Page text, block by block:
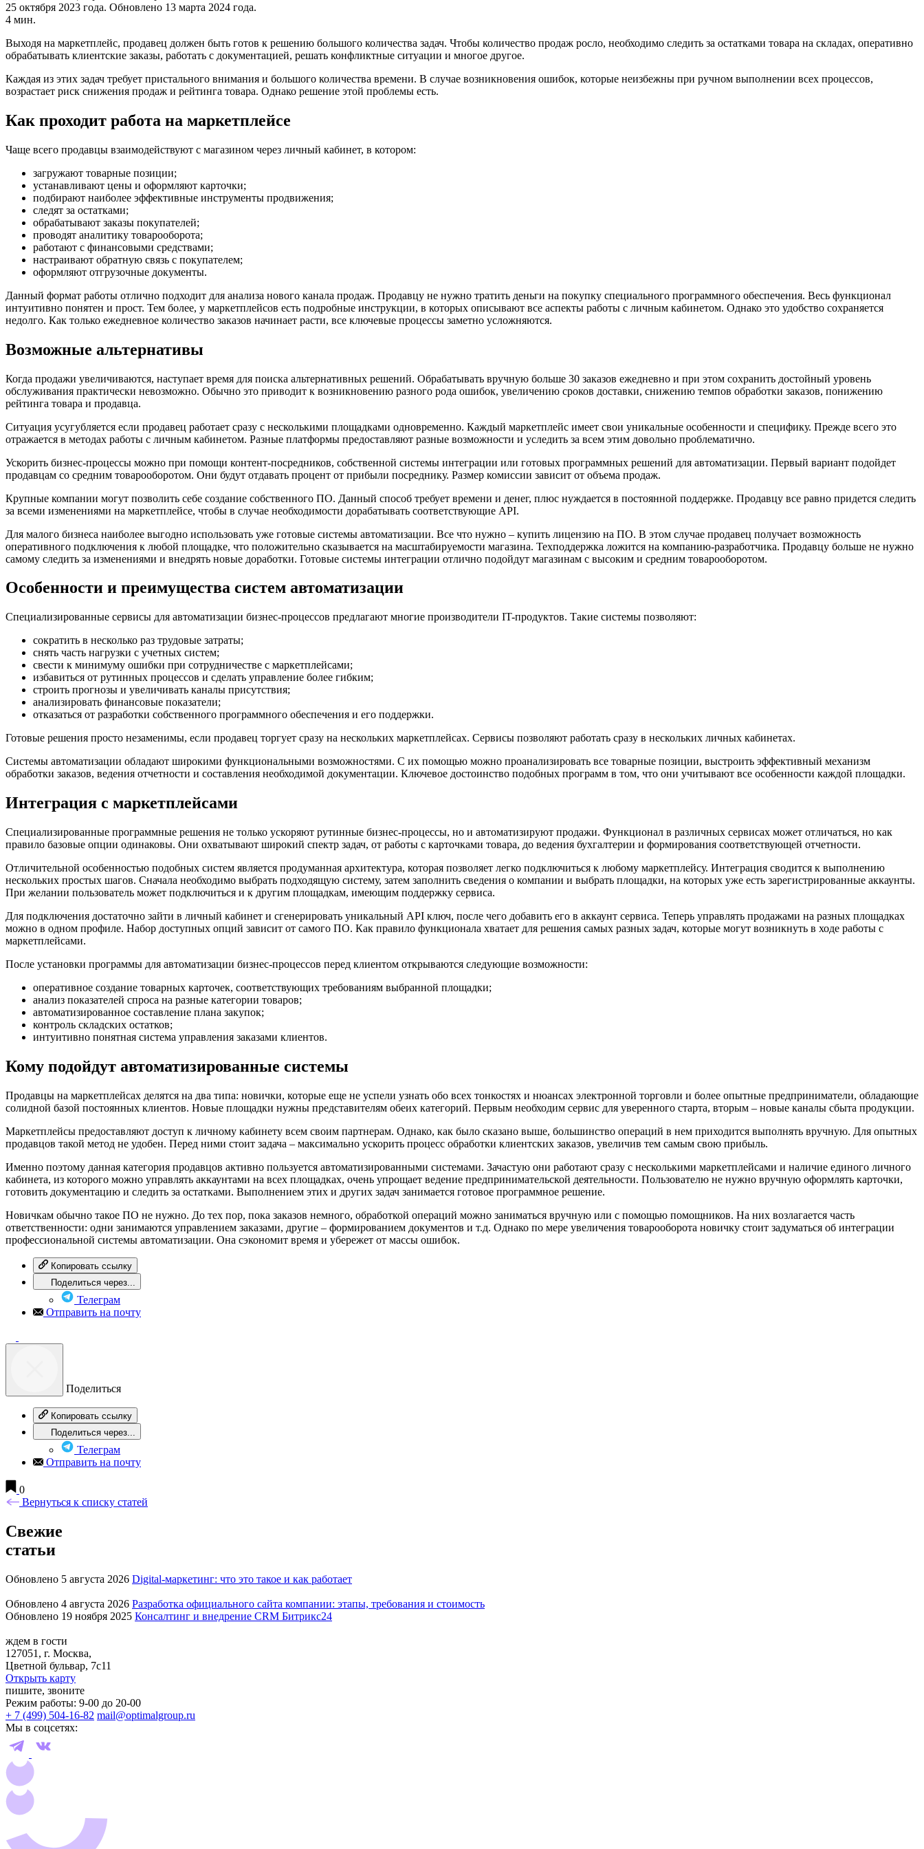
25 октября 2023 года. Обновлено 13 марта 2024 года.
4 мин.
Выходя на маркетплейс, продавец должен быть готов к решению большого количества задач. Чтобы количество продаж росло, необходимо следить за остатками товара на складах, оперативно
обрабатывать клиентские заказы, работать с документацией, решать конфликтные ситуации и многое другое.
Каждая из этих задач требует пристального внимания и большого количества времени. В случае возникновения ошибок, которые неизбежны при ручном выполнении всех процессов,
возрастает риск снижения продаж и рейтинга товара. Однако решение этой проблемы есть.
Как проходит работа на маркетплейсе
Чаще всего продавцы взаимодействуют с магазином через личный кабинет, в котором:
загружают товарные позиции;
устанавливают цены и оформляют карточки;
подбирают наиболее эффективные инструменты продвижения;
следят за остатками;
обрабатывают заказы покупателей;
проводят аналитику товарооборота;
работают с финансовыми средствами;
настраивают обратную связь с покупателем;
оформляют отгрузочные документы.
Данный формат работы отлично подходит для анализа нового канала продаж. Продавцу не нужно тратить деньги на покупку специального программного обеспечения. Весь функционал
интуитивно понятен и прост. Тем более, у маркетплейсов есть подробные инструкции, в которых описывают все аспекты работы с личным кабинетом. Однако это удобство сохраняется
недолго. Как только ежедневное количество заказов начинает расти, все ключевые процессы заметно усложняются.
Возможные альтернативы
Когда продажи увеличиваются, наступает время для поиска альтернативных решений. Обрабатывать вручную больше 30 заказов ежедневно и при этом сохранить достойный уровень
обслуживания практически невозможно. Обычно это приводит к возникновению разного рода ошибок, увеличению сроков доставки, снижению темпов обработки заказов, понижению
рейтинга товара и продавца.
Ситуация усугубляется если продавец работает сразу с несколькими площадками одновременно. Каждый маркетплейс имеет свои уникальные особенности и специфику. Прежде всего это
отражается в методах работы с личным кабинетом. Разные платформы предоставляют разные возможности и уследить за всем этим довольно проблематично.
Ускорить бизнес-процессы можно при помощи контент-посредников, собственной системы интеграции или готовых программных решений для автоматизации. Первый вариант подойдет
продавцам со средним товарооборотом. Они будут отдавать процент от прибыли посреднику. Размер комиссии зависит от объема продаж.
Крупные компании могут позволить себе создание собственного ПО. Данный способ требует времени и денег, плюс нуждается в постоянной поддержке. Продавцу все равно придется следить
за всеми изменениями на маркетплейсе, чтобы в случае необходимости дорабатывать соответствующие API.
Для малого бизнеса наиболее выгодно использовать уже готовые системы автоматизации. Все что нужно – купить лицензию на ПО. В этом случае продавец получает возможность
оперативного подключения к любой площадке, что положительно сказывается на масштабируемости магазина. Техподдержка ложится на компанию-разработчика. Продавцу больше не нужно
самому следить за изменениями и внедрять новые доработки. Готовые системы интеграции отлично подойдут магазинам с высоким и средним товарооборотом.
Особенности и преимущества систем автоматизации
Специализированные сервисы для автоматизации бизнес-процессов предлагают многие производители IT-продуктов. Такие системы позволяют:
сократить в несколько раз трудовые затраты;
снять часть нагрузки с учетных систем;
свести к минимуму ошибки при сотрудничестве с маркетплейсами;
избавиться от рутинных процессов и сделать управление более гибким;
строить прогнозы и увеличивать каналы присутствия;
анализировать финансовые показатели;
отказаться от разработки собственного программного обеспечения и его поддержки.
Готовые решения просто незаменимы, если продавец торгует сразу на нескольких маркетплейсах. Сервисы позволяют работать сразу в нескольких личных кабинетах.
Системы автоматизации обладают широкими функциональными возможностями. С их помощью можно проанализировать все товарные позиции, выстроить эффективный механизм
обработки заказов, ведения отчетности и составления необходимой документации. Ключевое достоинство подобных программ в том, что они учитывают все особенности каждой площадки.
Интеграция с маркетплейсами
Специализированные программные решения не только ускоряют рутинные бизнес-процессы, но и автоматизируют продажи. Функционал в различных сервисах может отличаться, но как
правило базовые опции одинаковы. Они охватывают широкий спектр задач, от работы с карточками товара, до ведения бухгалтерии и формирования соответствующей отчетности.
Отличительной особенностью подобных систем является продуманная архитектура, которая позволяет легко подключиться к любому маркетплейсу. Интеграция сводится к выполнению
нескольких простых шагов. Сначала необходимо выбрать подходящую систему, затем заполнить сведения о компании и выбрать площадки, на которых уже есть зарегистрированные аккаунты.
При желании пользователь может подключиться и к другим площадкам, имеющим поддержку сервиса.
Для подключения достаточно зайти в личный кабинет и сгенерировать уникальный API ключ, после чего добавить его в аккаунт сервиса. Теперь управлять продажами на разных площадках
можно в одном профиле. Набор доступных опций зависит от самого ПО. Как правило функционала хватает для решения самых разных задач, которые могут возникнуть в ходе работы с
маркетплейсами.
После установки программы для автоматизации бизнес-процессов перед клиентом открываются следующие возможности:
оперативное создание товарных карточек, соответствующих требованиям выбранной площадки;
анализ показателей спроса на разные категории товаров;
автоматизированное составление плана закупок;
контроль складских остатков;
интуитивно понятная система управления заказами клиентов.
Кому подойдут автоматизированные системы
Продавцы на маркетплейсах делятся на два типа: новички, которые еще не успели узнать обо всех тонкостях и нюансах электронной торговли и более опытные предприниматели, обладающие
солидной базой постоянных клиентов. Новые площадки нужны представителям обеих категорий. Первым необходим сервис для уверенного старта, вторым – новые каналы сбыта продукции.
Маркетплейсы предоставляют доступ к личному кабинету всем своим партнерам. Однако, как было сказано выше, большинство операций в нем приходится выполнять вручную. Для опытных
продавцов такой метод не удобен. Перед ними стоит задача – максимально ускорить процесс обработки клиентских заказов, увеличив тем самым свою прибыль.
Именно поэтому данная категория продавцов активно пользуется автоматизированными системами. Зачастую они работают сразу с несколькими маркетплейсами и наличие единого личного
кабинета, из которого можно управлять аккаунтами на всех площадках, очень упрощает ведение предпринимательской деятельности. Пользователю не нужно вручную оформлять карточки,
готовить документацию и следить за остатками. Выполнением этих и других задач занимается готовое программное решение.
Новичкам обычно такое ПО не нужно. До тех пор, пока заказов немного, обработкой операций можно заниматься вручную или с помощью помощников. На них возлагается часть
ответственности: одни занимаются управлением заказами, другие – формированием документов и т.д. Однако по мере увеличения товарооборота новичку стоит задуматься об интеграции
профессиональной системы автоматизации. Она сэкономит время и убережет от массы ошибок.
Копировать ссылку
Поделиться через...
Телеграм
Отправить на почту
Поделиться
Копировать ссылку
Поделиться через...
Телеграм
Отправить на почту
0
Вернуться к списку статей
Свежие
статьи
Обновлено 5 августа 2026 Digital-маркетинг: что это такое и как работает
Обновлено 4 августа 2026 Разработка официального сайта компании: этапы, требования и стоимость
Обновлено 19 ноября 2025 Консалтинг и внедрение CRM Битрикс24
ждем в гости
127051, г. Москва,
Цветной бульвар, 7с11
Открыть карту
пишите, звоните
Режим работы: 9-00 до 20-00
+ 7 (499) 504-16-82 mail@optimalgroup.ru
Мы в соцсетях: